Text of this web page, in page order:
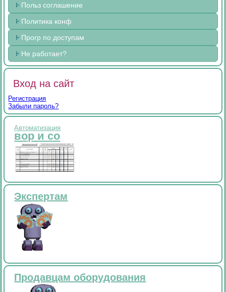
Польз соглашение
Политика конф
Прогр по доступам
Не работает?
Вход на сайт
Регистрация
Забыли пароль?
Автоматизация
вор и со
Экспертам
Продавцам оборудования